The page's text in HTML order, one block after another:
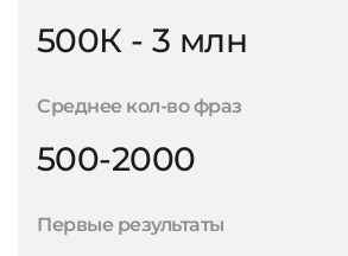
500К - 3 млн
Среднее кол-во фраз
500-2000
Первые результаты